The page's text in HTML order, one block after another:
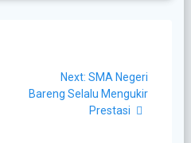
Next: Next
post:
SMA Negeri
Bareng Selalu Mengukir
Prestasi